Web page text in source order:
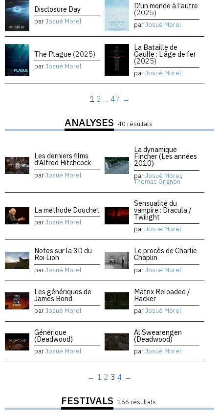
Disclosure Day
parJosué Morel
D’un monde à l’autre
(2025)
parJosué Morel
The Plague (2025)
parJosué Morel
La Bataille de
Gaulle : L’âge de fer
(2025)
parJosué Morel
1 2 … 47 →
ANALYSES 40 résultats
Les derniers films
d’Alfred Hitchcock
parJosué Morel
La dynamique
Fincher (Les années
2010)
parJosué Morel,
Thomas Grignon
La méthode Douchet
parJosué Morel
Sensualité du
vampire : Dracula /
Twilight
parJosué Morel
Notes sur la 3D du
Roi Lion
parJosué Morel
Le procès de Charlie
Chaplin
parJosué Morel
Les génériques de
James Bond
parJosué Morel
Matrix Reloaded /
Hacker
parJosué Morel
Générique
(Deadwood)
parJosué Morel
Al Swearengen
(Deadwood)
parJosué Morel
← 1 2 3 4 →
FESTIVALS 266 résultats